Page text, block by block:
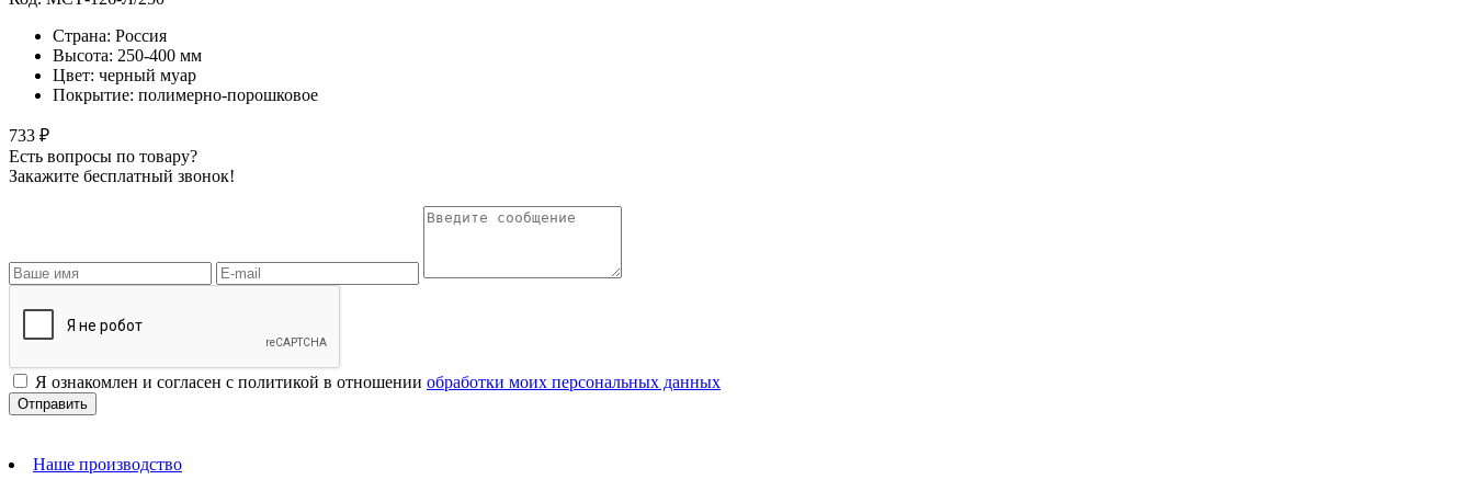
Страна: Россия
Высота: 250-400 мм
Цвет: черный муар
Покрытие: полимерно-порошковое
733 ₽
Есть вопросы по товару?
Закажите бесплатный звонок!
Я ознакомлен и согласен с политикой в отношении обработки моих персональных данных
Наше производство